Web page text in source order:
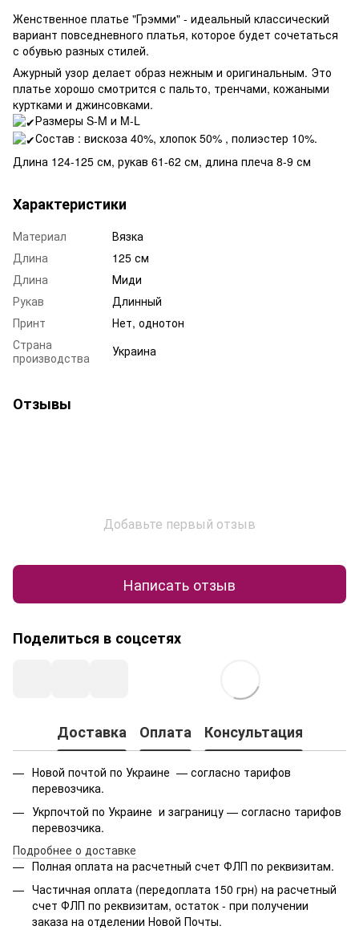
Женственное платье "Грэмми" - идеальный классический
вариант повседневного платья, которое будет сочетаться
с обувью разных стилей.
Ажурный узор делает образ нежным и оригинальным. Это
платье хорошо смотрится с пальто, тренчами, кожаными
куртками и джинсовками.
Размеры S-M и M-L
Состав : вискоза 40%, хлопок 50% , полиэстер 10%.
Длина 124-125 см, рукав 61-62 см, длина плеча 8-9 см
Характеристики
Материал
Вязка
Длина
125 см
Длина
Миди
Рукав
Длинный
Принт
Нет, однотон
Страна
производства
Украина
Отзывы
Добавьте первый отзыв
Написать отзыв
Поделиться в соцсетях
Доставка Оплата Консультация
Новой почтой по Украине — согласно тарифов
перевозчика.
Укрпочтой по Украине и заграницу — согласно тарифов
перевозчика.
Подробнее о доставке
Полная оплата на расчетный счет ФЛП по реквизитам.
Частичная оплата (передоплата 150 грн) на расчетный
счет ФЛП по реквизитам, остаток - при получении
заказа на отделении Новой Почты.